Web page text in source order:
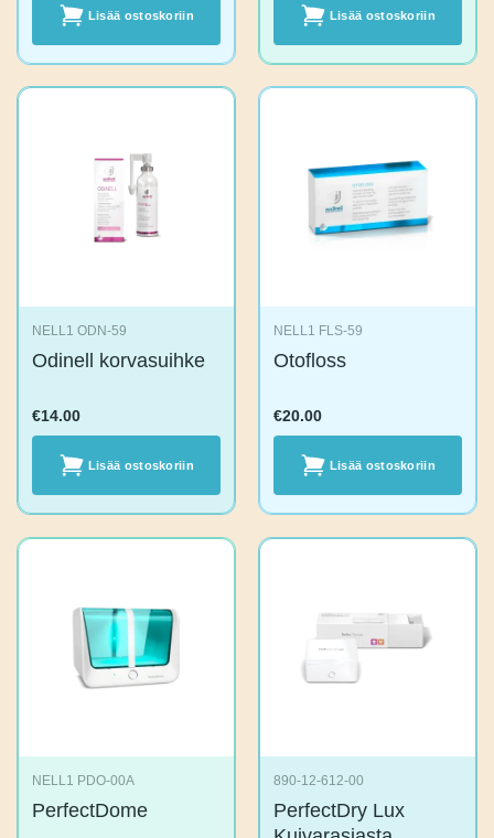
NELL1 ODN-59
Odinell
€14.00
NELL1 FLS-59
Otofloss
€20.00
NELL1 PDO-00A
PerfectDome
890-12-612-00
PerfectDry Lux